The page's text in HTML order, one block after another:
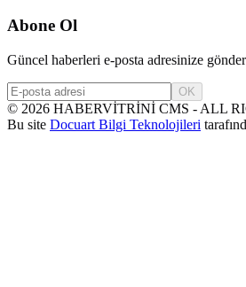
Abone Ol
Güncel haberleri e-posta adresinize
OK
© 2026 HABERVİTRİNİ CMS - ALL
Bu site Docuart Bilgi Teknolojileri